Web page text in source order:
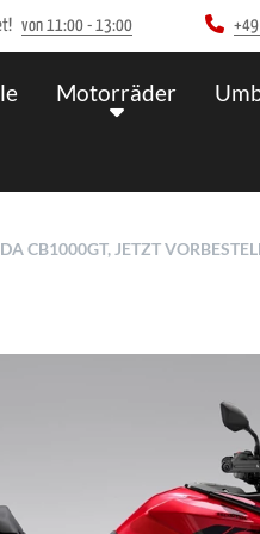
von 11:00 - 13:00
Motorräder
CB1000GT, JETZT